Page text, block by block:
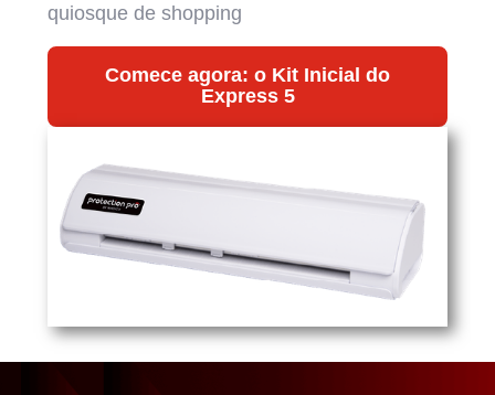
quiosque de shopping
Comece agora: o Kit Inicial do
Express 5